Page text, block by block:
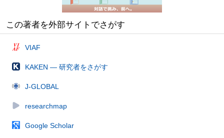
この著者を外部サイトでさがす
VIAF
KAKEN — 研究者をさがす
J-GLOBAL
researchmap
Google Scholar